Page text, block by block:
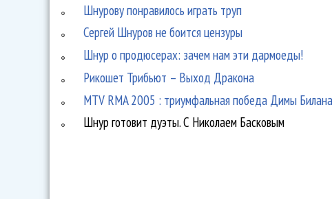
Шнурову понравилось играть труп
Сергей Шнуров не боится цензуры
Шнур о продюсерах: зачем нам эти дармоеды!
Рикошет Трибьют – Выход Дракона
MTV RMA 2005 : триумфальная победа Димы Билана
Шнур готовит дуэты. С Николаем Басковым